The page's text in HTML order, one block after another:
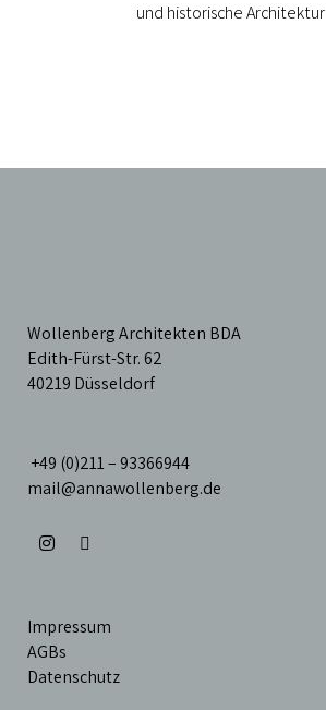
und historische Architektur
Wollenberg Architekten BDA
Edith-Fürst-Str. 62
40219 Düsseldorf
+49 (0)211 – 93366944
mail@annawollenberg.de
Impressum
AGBs
Datenschutz